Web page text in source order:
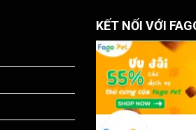
KẾT NỐI VỚI